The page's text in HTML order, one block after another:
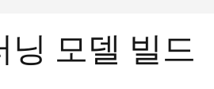
모델 빌드